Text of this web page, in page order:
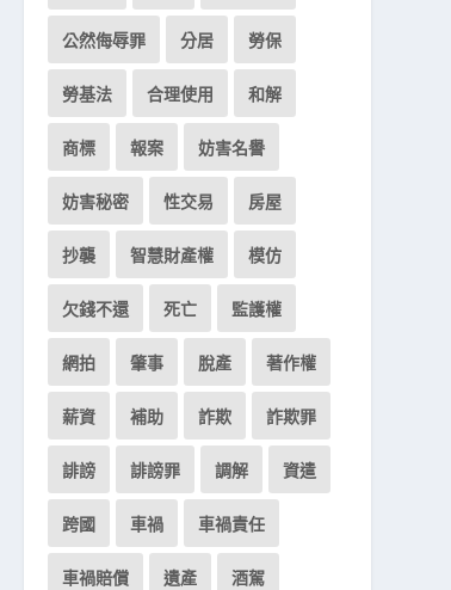
公然侮辱罪 分居 勞保
勞基法 合理使用 和解
商標 報案 妨害名譽
妨害秘密 性交易 房屋
抄襲 智慧財產權 模仿
欠錢不還 死亡 監護權
網拍 肇事 脫產 著作權
薪資 補助 詐欺 詐欺罪
誹謗 誹謗罪 調解 資遣
跨國 車禍 車禍責任
車禍賠償 遺產 酒駕